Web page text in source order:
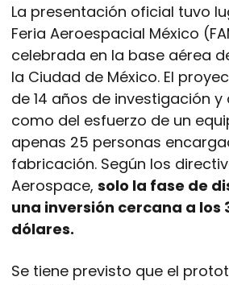
La presentación oficial tuvo
Feria Aeroespacial México
celebrada en la base aérea
la Ciudad de México. El
de 14 años de investigación
como del esfuerzo de un
apenas 25 personas
fabricación. Según los
Aerospace, solo la fase de
una inversión cercana a los
dólares.
Se tiene previsto que el